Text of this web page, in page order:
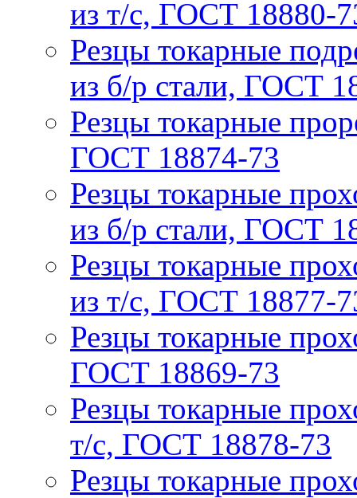
из т/с, ГОСТ 18880-
Резцы токарные
из б/р стали, ГОСТ
Резцы токарные
ГОСТ 18874-73
Резцы токарные
из б/р стали, ГОСТ
Резцы токарные
из т/с, ГОСТ 18877-
Резцы токарные
ГОСТ 18869-73
Резцы токарные
т/с, ГОСТ 18878-73
Резцы токарные